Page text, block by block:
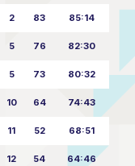
2 83 85:14
5 76 82:30
5 73 80:32
10 64 74:43
11 52 68:51
12 54 64:46